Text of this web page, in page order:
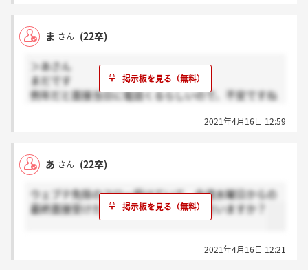
ま さん (22卒)
＞あさん
まだです
例年だと面接当日に電話くるらしいので、不安ですね
2021年4月16日 12:59
あ さん (22卒)
ウェブテ免除のフロー受けていて、今週水曜日からの
最終面接受けた方で、もう結果来てる方いますか？
2021年4月16日 12:21